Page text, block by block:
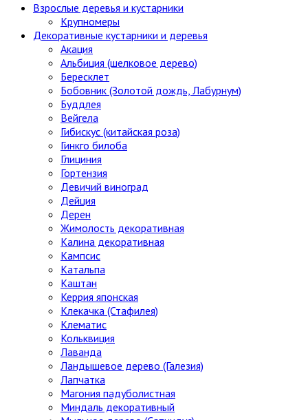
Взрослые деревья и кустарники
Крупномеры
Декоративные кустарники и деревья
Акация
Альбиция (шелковое дерево)
Бересклет
Бобовник (Золотой дождь, Лабурнум)
Буддлея
Вейгела
Гибискус (китайская роза)
Гинкго билоба
Глициния
Гортензия
Девичий виноград
Дейция
Дерен
Жимолость декоративная
Калина декоративная
Кампсис
Катальпа
Каштан
Керрия японская
Клекачка (Стафилея)
Клематис
Кольквиция
Лаванда
Ландышевое дерево (Галезия)
Лапчатка
Магония падуболистная
Миндаль декоративный